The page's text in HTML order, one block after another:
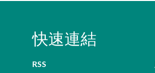
快速連結
RSS